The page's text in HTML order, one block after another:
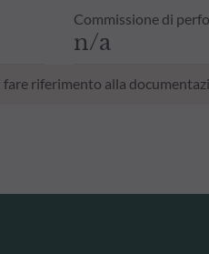
Commissione di
n/a
riferimento alla